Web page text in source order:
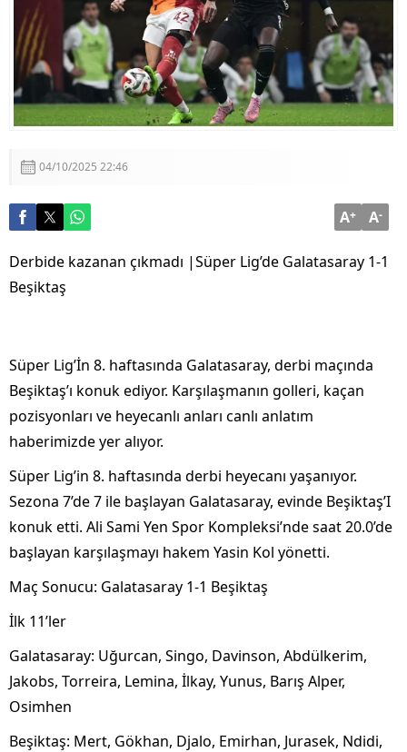
Görüşmesi
Adalet Bakanı Akın Gürlek: “Terörsüz Türkiye 86
Milyonun Ortak Hedefidir”
04/10/2025 22:46
A+ A-
Derbide kazanan çıkmadı |Süper Lig’de Galatasaray 1-1
Beşiktaş
Süper Lig’İn 8. haftasında Galatasaray, derbi maçında
Beşiktaş’ı konuk ediyor. Karşılaşmanın golleri, kaçan
pozisyonları ve heyecanlı anları canlı anlatım
haberimizde yer alıyor.
Süper Lig’in 8. haftasında derbi heyecanı yaşanıyor.
Sezona 7’de 7 ile başlayan Galatasaray, evinde Beşiktaş’I
konuk etti. Ali Sami Yen Spor Kompleksi’nde saat 20.0’de
başlayan karşılaşmayı hakem Yasin Kol yönetti.
Maç Sonucu: Galatasaray 1-1 Beşiktaş
İlk 11’ler
Galatasaray: Uğurcan, Singo, Davinson, Abdülkerim,
Jakobs, Torreira, Lemina, İlkay, Yunus, Barış Alper,
Osimhen
Beşiktaş: Mert, Gökhan, Djalo, Emirhan, Jurasek, Ndidi,